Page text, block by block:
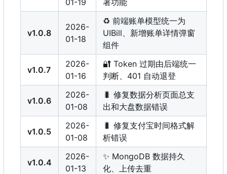
v1.0.8
2026-
01-18
♻️ 前端账单模型统一为
UIBill、新增账单详情弹窗
组件
v1.0.7
2026-
01-16
🔐 Token 过期由后端统一
判断、401 自动退登
v1.0.6
2026-
01-08
🐛 修复数据分析页面总支
出和大盘数据错误
v1.0.5
2026-
01-08
🐛 修复支付宝时间格式解
析错误
v1.0.4
2026-
01-13
✨ MongoDB 数据持久
化、上传去重